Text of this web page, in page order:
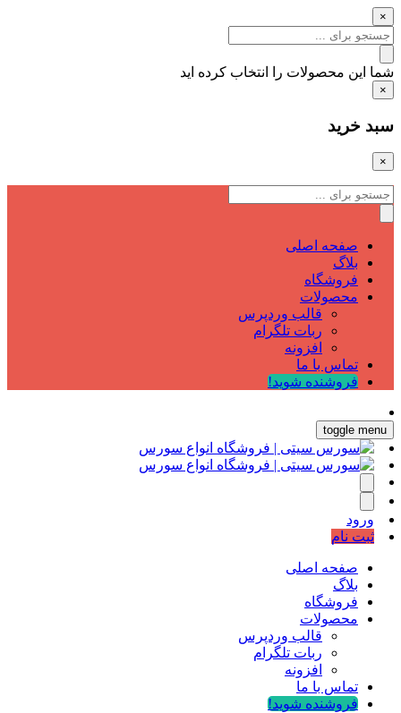
×
شما این محصولات را انتخاب کرده اید
×
سبد خرید
×
صفحه اصلی
بلاگ
فروشگاه
محصولات
قالب وردپرس
ربات تلگرام
افزونه
تماس با ما
فروشنده شوید!
toggle menu
ورود
ثبت نام
صفحه اصلی
بلاگ
فروشگاه
محصولات
قالب وردپرس
ربات تلگرام
افزونه
تماس با ما
فروشنده شوید!